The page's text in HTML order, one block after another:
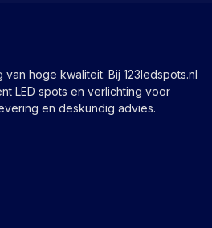
van hoge kwaliteit. Bij 123ledspots.nl
LED spots en verlichting voor
en deskundig advies.